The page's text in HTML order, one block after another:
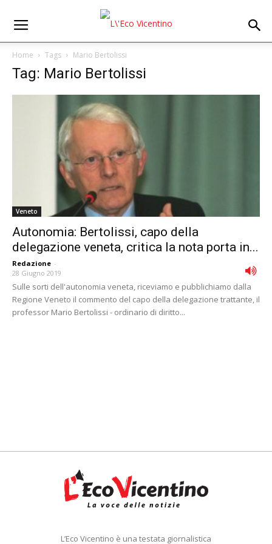
Home Tags Mario Bertolissi
Tag: Mario Bertolissi
Veneto
Autonomia: Bertolissi, capo della
delegazione veneta, critica la nota porta in...
Redazione -
28 Giugno 2019
Sulle sorti dell'autonomia veneta, riceviamo e pubblichiamo dalla
Regione Veneto il commento del capo della delegazione trattante, il
professor Mario Bertolissi - ordinario di diritto...
L’Eco Vicentino è una testata giornalistica